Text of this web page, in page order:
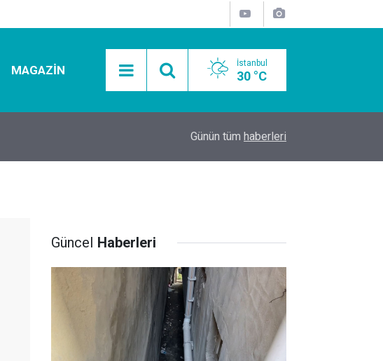
MAGAZIN İstanbul
30 °C
Mobil Araçlarla Hayır Lokması Dağıtımının
Günün tüm haberleri
Güncel Haberleri